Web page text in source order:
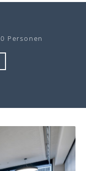
Personen